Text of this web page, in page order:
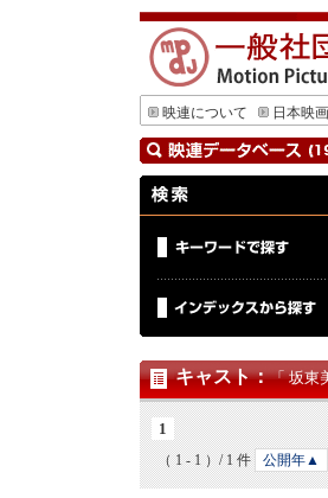
映連について 日本映
キャスト：「 坂東
1
（ 1 - 1 ）/ 1 件 公開年▲